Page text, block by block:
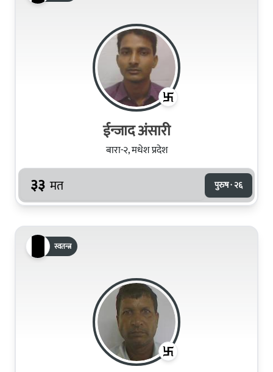
ईन्जाद अंसारी
बारा-२, मधेश प्रदेश
३३ मत पुरुष · २६
स्वतन्त्र